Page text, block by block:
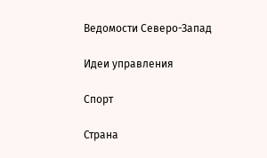
Ведомости Северо-Запад
Идеи управления
Спорт
Страна